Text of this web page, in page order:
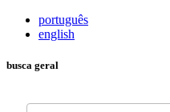
português
english
busca geral